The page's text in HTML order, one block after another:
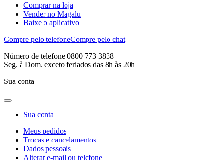
Comprar na loja
Vender no Magalu
Baixe o aplicativo
Compre pelo telefoneCompre pelo chat
Número de telefone 0800 773 3838
Seg. à Dom. exceto feriados das 8h às 20h
Sua conta
Sua conta
Meus pedidos
Trocas e cancelamentos
Dados pessoais
Alterar e-mail ou telefone